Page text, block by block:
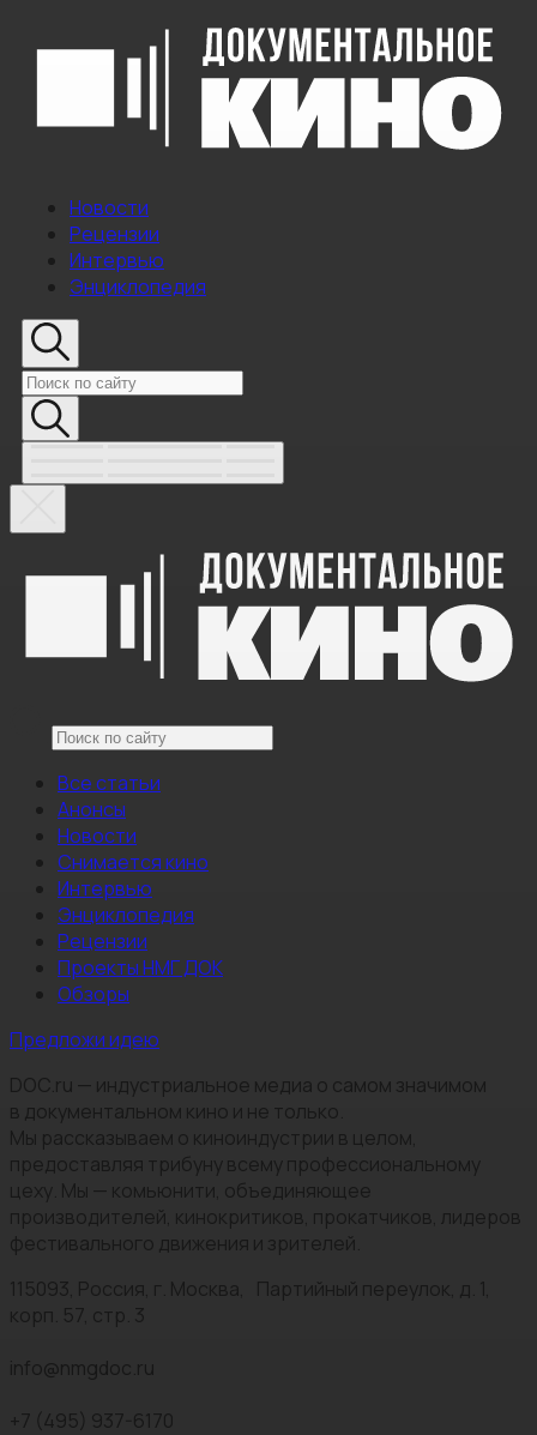
Новости
Рецензии
Интервью
Энциклопедия
Все статьи
Анонсы
Новости
Снимается кино
Интервью
Энциклопедия
Рецензии
Проекты НМГ ДОК
Обзоры
Предложи идею
DOC.ru — индустриальное медиа о самом значимом
в документальном кино и не только.
Мы рассказываем о киноиндустрии в целом,
предоставляя трибуну всему профессиональному
цеху. Мы — комьюнити, объединяющее
производителей, кинокритиков, прокатчиков, лидеров
фестивального движения и зрителей.
115093, Россия, г. Москва, Партийный переулок, д. 1,
корп. 57, стр. 3
info@nmgdoc.ru
+7 (495) 937-6170